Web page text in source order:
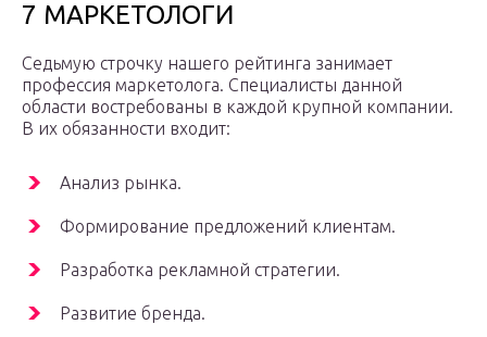
7 МАРКЕТОЛОГИ
Седьмую строчку нашего рейтинга занимает
профессия маркетолога. Специалисты данной
области востребованы в каждой крупной компании.
В их обязанности входит:
Анализ рынка.
Формирование предложений клиентам.
Разработка рекламной стратегии.
Развитие бренда.